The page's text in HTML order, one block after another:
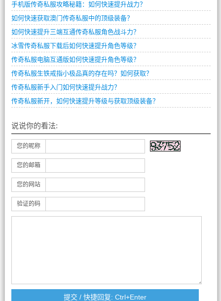
手机版传奇私服攻略秘籍：如何快速提升战力？
如何快速获取澳门传奇私服中的顶级装备？
如何快速提升三端互通传奇私服角色战斗力？
冰雪传奇私服下载后如何快速提升角色等级？
传奇私服电脑互通版如何快速提升角色等级？
传奇私服生铁戒指小极品真的存在吗？如何获取？
传奇私服新手入门如何快速提升战力？
传奇私服新开，如何快速提升等级与获取顶级装备？
说说你的看法:
您的昵称
您的邮箱
您的网站
验证的码